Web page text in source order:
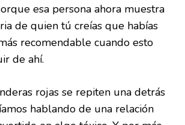
esa persona ahora muestra
de quien tú creías que habías
recomendable cuando esto
de ahí.
rojas se repiten una detrás
hablando de una relación